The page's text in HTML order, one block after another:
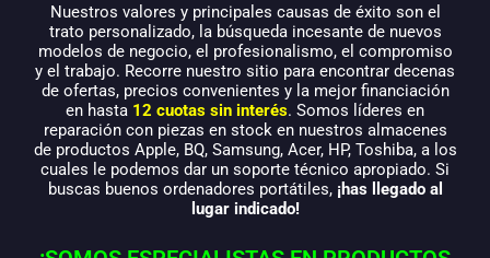
Nuestros valores y principales causas de éxito son el
trato personalizado, la búsqueda incesante de nuevos
modelos de negocio, el profesionalismo, el compromiso
y el trabajo. Recorre nuestro sitio para encontrar decenas
de ofertas, precios convenientes y la mejor financiación
en hasta 12 cuotas sin interés. Somos líderes en
reparación con piezas en stock en nuestros almacenes
de productos Apple, BQ, Samsung, Acer, HP, Toshiba, a los
cuales le podemos dar un soporte técnico apropiado. Si
buscas buenos ordenadores portátiles, ¡has llegado al
lugar indicado!